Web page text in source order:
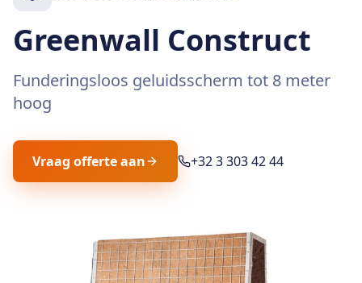
Greenwall Construct
Funderingsloos geluidsscherm tot 8 meter
hoog
Vraag offerte aan +32 3 303 42 44